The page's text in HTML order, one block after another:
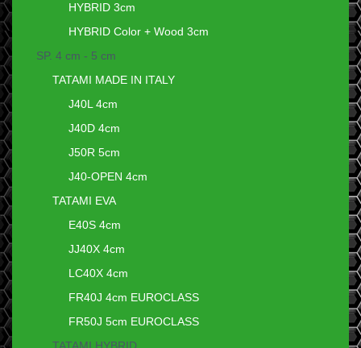
HYBRID 3cm
HYBRID Color + Wood 3cm
SP. 4 cm - 5 cm
TATAMI MADE IN ITALY
J40L 4cm
J40D 4cm
J50R 5cm
J40-OPEN 4cm
TATAMI EVA
E40S 4cm
JJ40X 4cm
LC40X 4cm
FR40J 4cm EUROCLASS
FR50J 5cm EUROCLASS